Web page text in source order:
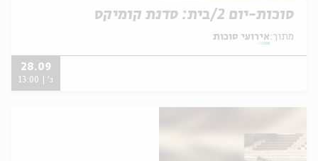
סוכות-יום 2/בית: סדנת קומיקס
מתוך: אירועי סוכות
28.09
ג' | 13:00